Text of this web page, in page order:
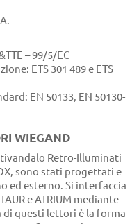
– 99/5/EC
ETS 301 489 e ETS
EN 50133, EN 50130-
WIEGAND
Retro-Illuminati
sono stati progettati e
ed esterno. Si interfaccia
e ATRIUM mediante
questi lettori è la forma